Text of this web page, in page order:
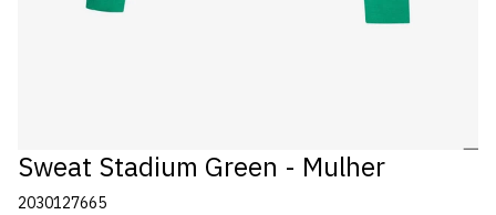
Sweat Stadium Green - Mulher
2030127665